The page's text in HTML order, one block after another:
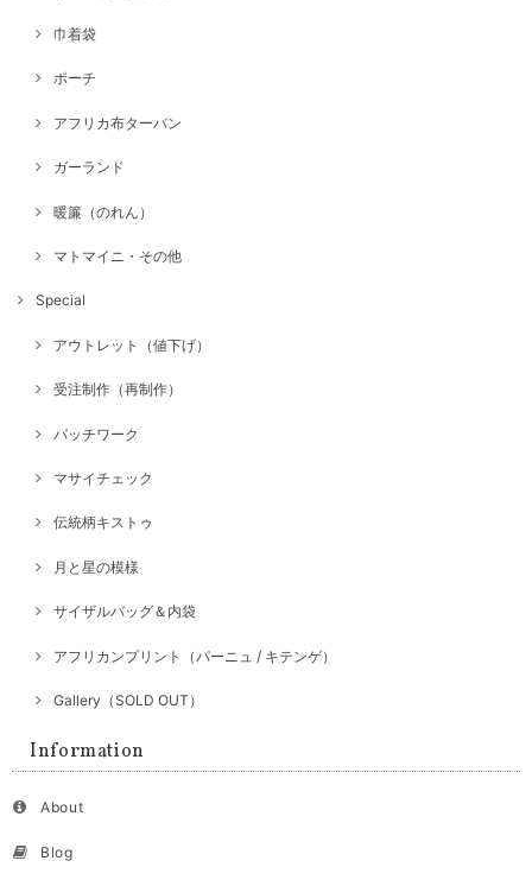
巾着袋
ポーチ
アフリカ布ターバン
ガーランド
暖簾（のれん）
マトマイニ・その他
Special
アウトレット（値下げ）
受注制作（再制作）
パッチワーク
マサイチェック
伝統柄キストゥ
月と星の模様
サイザルバッグ＆内袋
アフリカンプリント（パーニュ / キテンゲ）
Gallery（SOLD OUT）
Information
About
Blog